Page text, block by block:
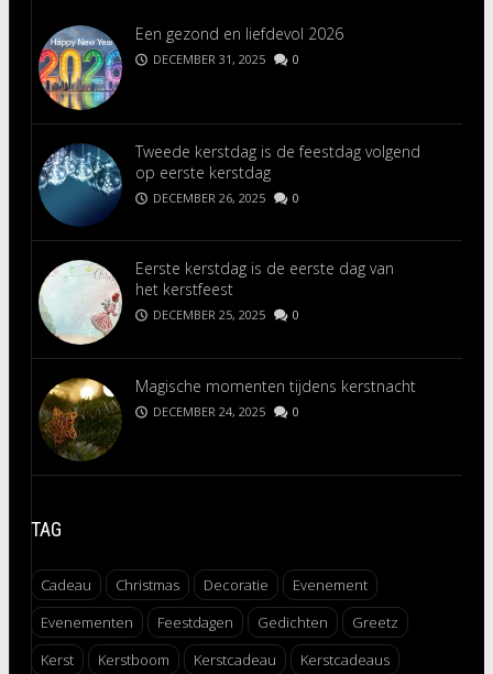
Een gezond en liefdevol 2026
DECEMBER 31, 2025 0
Tweede kerstdag is de feestdag volgend
op eerste kerstdag
DECEMBER 26, 2025 0
Eerste kerstdag is de eerste dag van
het kerstfeest
DECEMBER 25, 2025 0
Magische momenten tijdens kerstnacht
DECEMBER 24, 2025 0
TAG
Cadeau Christmas Decoratie
Evenement
Evenementen
Feestdagen Gedichten
Greetz
Kerst
Kerstboom Kerstcadeau Kerstcadeaus